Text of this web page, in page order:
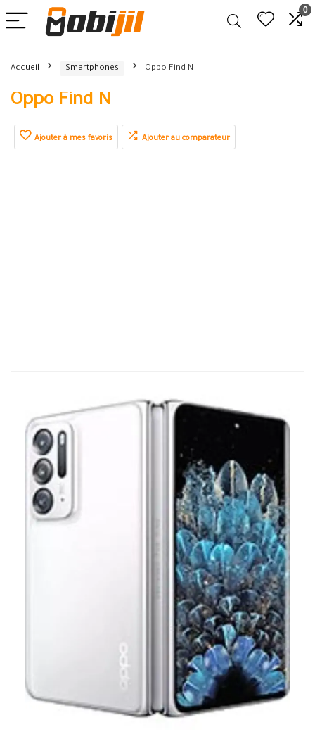
0
Accueil Smartphones Oppo Find N
Oppo Find N
Ajouter à mes favoris Ajouter au comparateur